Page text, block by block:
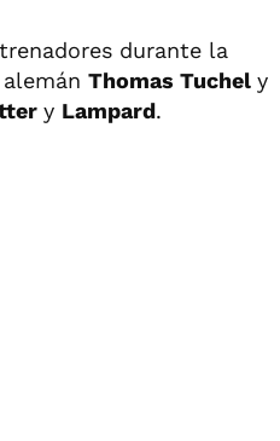
durante la
Thomas Tuchel y
y Lampard.